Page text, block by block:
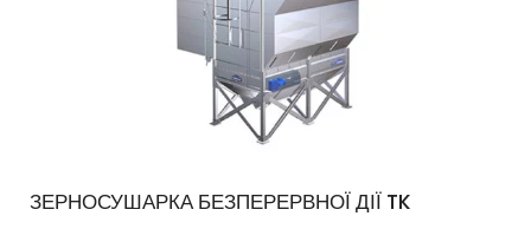
ЗЕРНОСУШАРКА БЕЗПЕРЕРВНОЇ ДІЇ TK